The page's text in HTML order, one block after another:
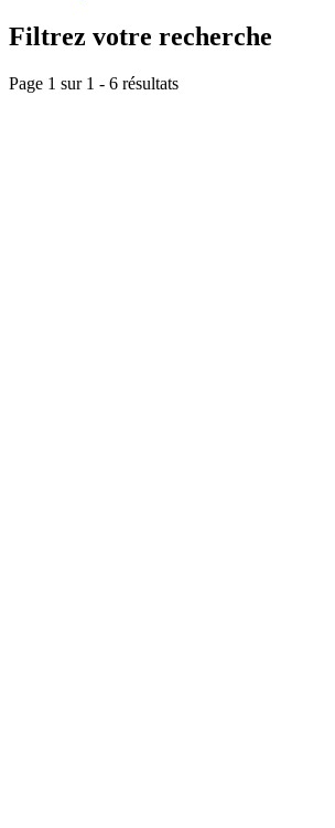
Filtrez votre recherche
Page 1 sur 1 - 6 résultats